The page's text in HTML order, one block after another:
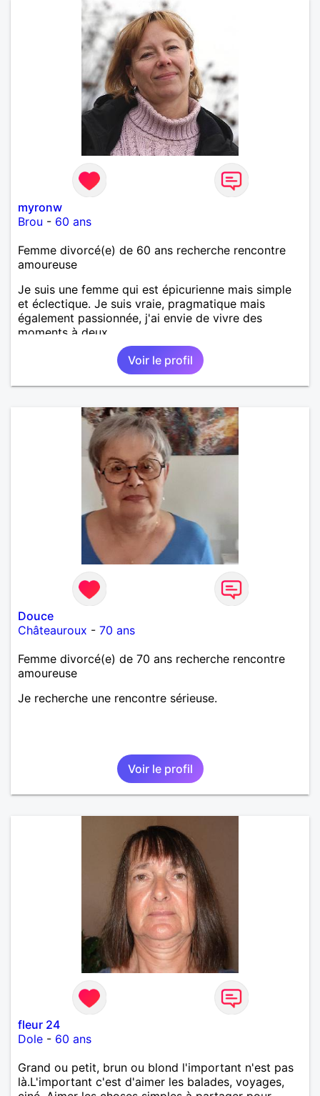
en ai marre je veux partagé et rigoler
myronw
Brou - 60 ans
Femme divorcé(e) de 60 ans recherche rencontre
amoureuse
Je suis une femme qui est épicurienne mais simple
et éclectique. Je suis vraie, pragmatique mais
également passionnée, j'ai envie de vivre des
moments à deux.
Voir le profil
Douce
Châteauroux - 70 ans
Femme divorcé(e) de 70 ans recherche rencontre
amoureuse
Je recherche une rencontre sérieuse.
Voir le profil
fleur 24
Dole - 60 ans
Grand ou petit, brun ou blond l'important n'est pas
là.L'important c'est d'aimer les balades, voyages,